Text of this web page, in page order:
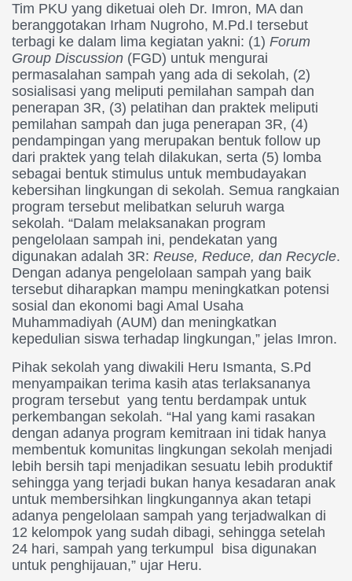
Tim PKU yang diketuai oleh Dr. Imron, MA dan
beranggotakan Irham Nugroho, M.Pd.I tersebut
terbagi ke dalam lima kegiatan yakni: (1) Forum
Group Discussion (FGD) untuk mengurai
permasalahan sampah yang ada di sekolah, (2)
sosialisasi yang meliputi pemilahan sampah dan
penerapan 3R, (3) pelatihan dan praktek meliputi
pemilahan sampah dan juga penerapan 3R, (4)
pendampingan yang merupakan bentuk follow up
dari praktek yang telah dilakukan, serta (5) lomba
sebagai bentuk stimulus untuk membudayakan
kebersihan lingkungan di sekolah. Semua rangkaian
program tersebut melibatkan seluruh warga
sekolah. “Dalam melaksanakan program
pengelolaan sampah ini, pendekatan yang
digunakan adalah 3R: Reuse, Reduce, dan Recycle.
Dengan adanya pengelolaan sampah yang baik
tersebut diharapkan mampu meningkatkan potensi
sosial dan ekonomi bagi Amal Usaha
Muhammadiyah (AUM) dan meningkatkan
kepedulian siswa terhadap lingkungan,” jelas Imron.
Pihak sekolah yang diwakili Heru Ismanta, S.Pd
menyampaikan terima kasih atas terlaksananya
program tersebut yang tentu berdampak untuk
perkembangan sekolah. “Hal yang kami rasakan
dengan adanya program kemitraan ini tidak hanya
membentuk komunitas lingkungan sekolah menjadi
lebih bersih tapi menjadikan sesuatu lebih produktif
sehingga yang terjadi bukan hanya kesadaran anak
untuk membersihkan lingkungannya akan tetapi
adanya pengelolaan sampah yang terjadwalkan di
12 kelompok yang sudah dibagi, sehingga setelah
24 hari, sampah yang terkumpul bisa digunakan
untuk penghijauan,” ujar Heru.